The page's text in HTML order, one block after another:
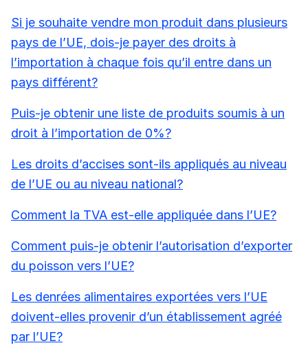
Si je souhaite vendre mon produit dans plusieurs
pays de l’UE, dois-je payer des droits à
l’importation à chaque fois qu’il entre dans un
pays différent?
Puis-je obtenir une liste de produits soumis à un
droit à l’importation de 0%?
Les droits d’accises sont-ils appliqués au niveau
de l’UE ou au niveau national?
Comment la TVA est-elle appliquée dans l’UE?
Comment puis-je obtenir l’autorisation d’exporter
du poisson vers l’UE?
Les denrées alimentaires exportées vers l’UE
doivent-elles provenir d’un établissement agréé
par l’UE?